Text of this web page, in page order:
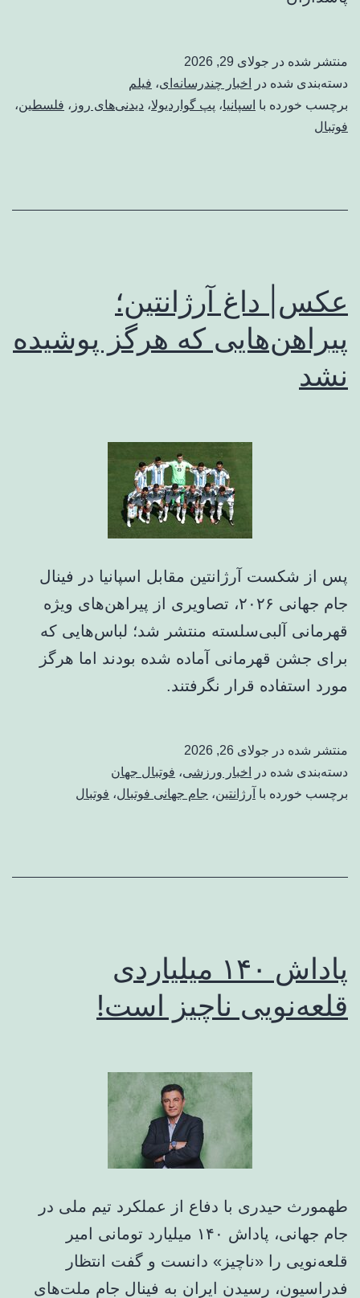
منتشر شده در جولای 29, 2026
دسته‌بندی شده در
اخبار چندرسانه‌ای، فیلم
برچسب خورده با اسپانیا، پپ گواردیولا، دیدنی‌های روز ، فلسطین،
فوتبال
عکس| داغ آرژانتین؛
پیراهن‌هایی که هرگز پوشیده
نشد
پس از شکست آرژانتین مقابل اسپانیا در فینال
جام جهانی ۲۰۲۶، تصاویری از پیراهن‌های ویژه
قهرمانی آلبی‌سلسته منتشر شد؛ لباس‌هایی که
برای جشن قهرمانی آماده شده بودند اما هرگز
مورد استفاده قرار نگرفتند.
منتشر شده در جولای 26, 2026
دسته‌بندی شده در
اخبار ورزشی، فوتبال جهان
برچسب خورده با آرژانتین، جام جهانی فوتبال، فوتبال
پاداش ۱۴۰ میلیاردی
قلعه‌نویی ناچیز است!
طهمورث حیدری با دفاع از عملکرد تیم ملی در
جام جهانی، پاداش ۱۴۰ میلیارد تومانی امیر
قلعه‌نویی را «ناچیز» دانست و گفت انتظار
فدراسیون، رسیدن ایران به فینال جام ملت‌های